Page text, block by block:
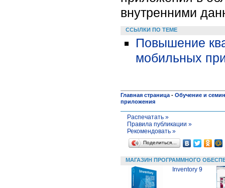
внутренними
ССЫЛКИ ПО ТЕМЕ
Повышение
мобильных
Главная страница - Обучение и
приложения
Распечатать »
Правила публикации »
Рекомендовать »
Поделиться…
МАГАЗИН ПРОГРАММНОГО
Inventory 9